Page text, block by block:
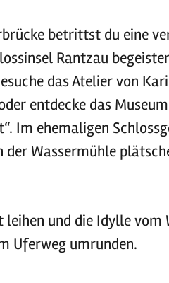
betrittst du eine
Rantzau
das Atelier von
entdecke das
Im ehemaligen
der Wassermühle
und die Idylle vom
Uferweg umrunden.